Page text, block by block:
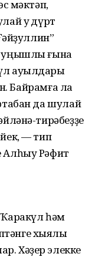
мәктәп,
уҡ дүрт
уңышлы ғына
ауылдары
Байрамға ла
да шулай
тирәбеҙҙе
— тип
Алһыу Рәфит
һәм
хыялы
Хәҙер элекке